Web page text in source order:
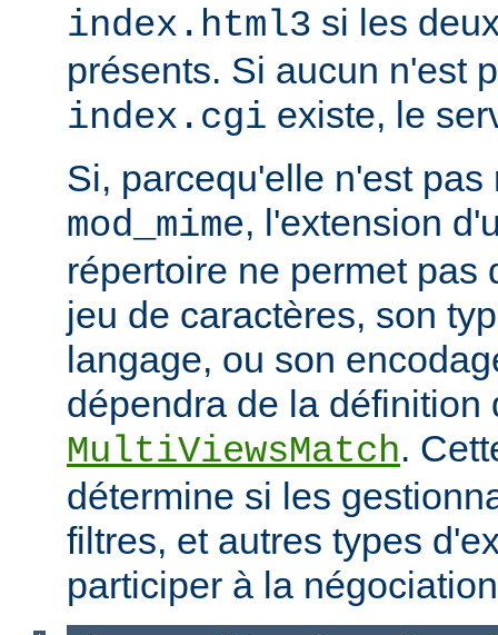
index.html3 si les
présents. Si aucun n'est
index.cgi existe, le
Si, parcequ'elle n'est pas
mod_mime, l'extension
répertoire ne permet pas
jeu de caractères, son
langage, ou son
dépendra de la définition
MultiViewsMatch.
détermine si les
filtres, et autres types
participer à la